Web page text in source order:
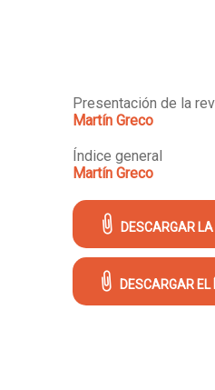
Presentación de la
Martín Greco
Índice general
Martín Greco
DESCARGAR
DESCARGAR EL